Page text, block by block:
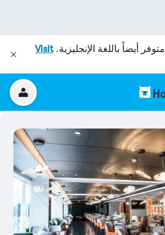
متوفر أيضاً باللغة الإنجليزية.Visit